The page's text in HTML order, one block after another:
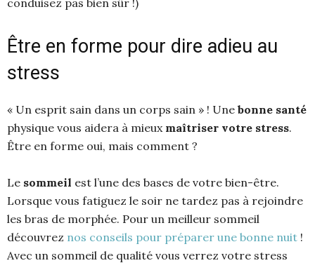
Être en forme pour dire adieu au
stress
« Un esprit sain dans un corps sain » ! Une bonne santé
physique vous aidera à mieux maîtriser votre stress.
Être en forme oui, mais comment ?
Le sommeil est l’une des bases de votre bien-être.
Lorsque vous fatiguez le soir ne tardez pas à rejoindre
les bras de morphée. Pour un meilleur sommeil
découvrez nos conseils pour préparer une bonne nuit !
Avec un sommeil de qualité vous verrez votre stress